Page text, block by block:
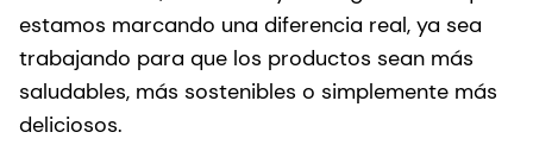
estamos marcando una diferencia real, ya sea
trabajando para que los productos sean más
saludables, más sostenibles o simplemente más
deliciosos.